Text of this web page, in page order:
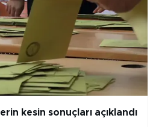
kesin sonuçları açıklandı